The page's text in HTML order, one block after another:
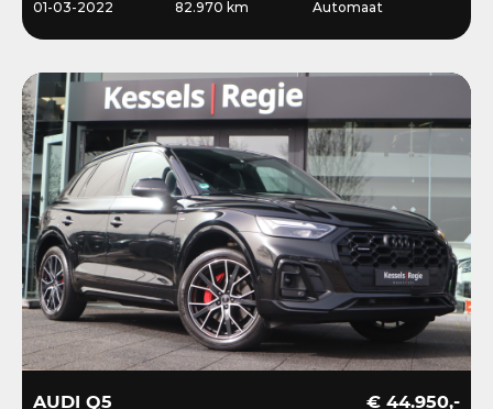
01-03-2022 82.970 km Automaat
AUDI Q5
€ 44.950,-